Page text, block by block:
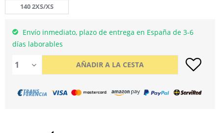
140 2XS/XS
Envío inmediato, plazo de entrega en España de 3-6
días laborables
AÑADIR A LA CESTA